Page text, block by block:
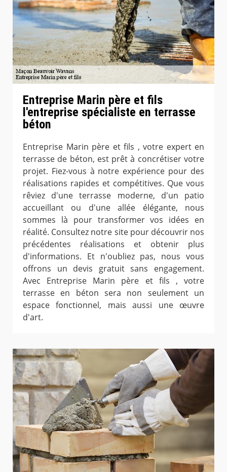
Entreprise Marin père et fils
l'entreprise spécialiste en terrasse
béton
Entreprise Marin père et fils , votre expert en
terrasse de béton, est prêt à concrétiser votre
projet. Fiez-vous à notre expérience pour des
réalisations rapides et compétitives. Que vous
rêviez d'une terrasse moderne, d'un patio
accueillant ou d'une allée élégante, nous
sommes là pour transformer vos idées en
réalité. Consultez notre site pour découvrir nos
précédentes réalisations et obtenir plus
d'informations. Et n'oubliez pas, nous vous
offrons un devis gratuit sans engagement.
Avec Entreprise Marin père et fils , votre
terrasse en béton sera non seulement un
espace fonctionnel, mais aussi une œuvre
d'art.